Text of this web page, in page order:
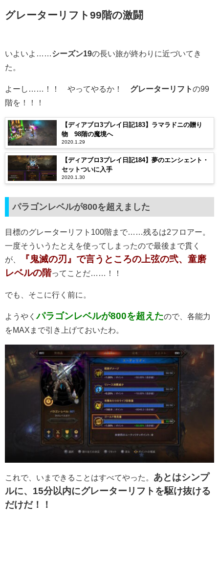
グレーターリフト99階の激闘
いよいよ…… シーズン19の長い旅が終わりに近づいてき
た。
よーし……！！ やってやるか！ グレーターリフトの99
階を！！！
【ディアブロ3プレイ日記183】ラマラドニの贈り
物 98階の魔境へ
2020.1.29
【ディアブロ3プレイ日記184】夢のエンシェント・
セットついに入手
2020.1.30
パラゴンレベルが800を超えました
目標のグレーターリフト100階まで……残るは2フロアー。
一度そういうたとえを使ってしまったので最後まで貫く
が、
『鬼滅の刃』で言うところの上弦の弐、童磨
レベルの階ってことだ……！！
でも、そこに行く前に。
ようやくパラゴンレベルが800を超えたので、各能力
をMAXまで引き上げておいたわ。
これで、いまできることはすべてやった。 あとはシンプ
ルに、15分以内にグレーターリフトを駆け抜ける
だけだ！！